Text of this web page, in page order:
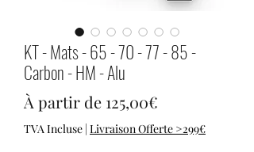
KT - Mats - 65 - 70 - 77 - 85 -
Carbon - HM - Alu
À partir de 125,00€
TVA Incluse | Livraison Offerte >299€